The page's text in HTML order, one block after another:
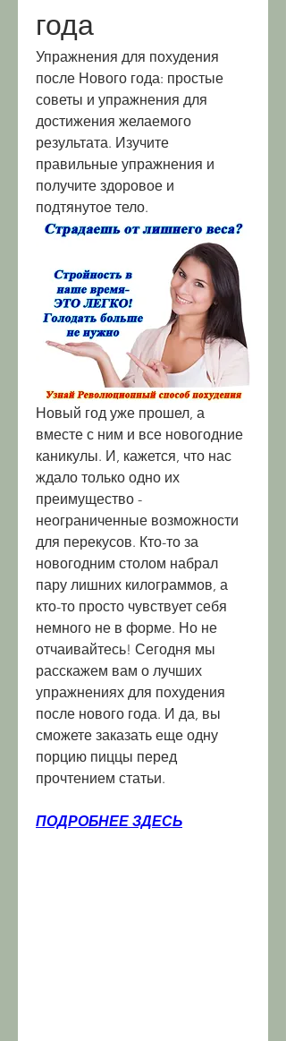
года
Упражнения для похудения
после Нового года: простые
советы и упражнения для
достижения желаемого
результата. Изучите
правильные упражнения и
получите здоровое и
подтянутое тело.
Новый год уже прошел, а
вместе с ним и все новогодние
каникулы. И, кажется, что нас
ждало только одно их
преимущество -
неограниченные возможности
для перекусов. Кто-то за
новогодним столом набрал
пару лишних килограммов, а
кто-то просто чувствует себя
немного не в форме. Но не
отчаивайтесь! Сегодня мы
расскажем вам о лучших
упражнениях для похудения
после нового года. И да, вы
сможете заказать еще одну
порцию пиццы перед
прочтением статьи.
ПОДРОБНЕЕ ЗДЕСЬ